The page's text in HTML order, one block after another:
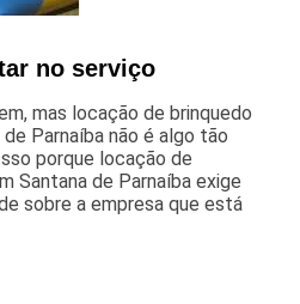
no serviço
mas locação de brinquedo
Parnaíba não é algo tão
porque locação de
Santana de Parnaíba exige
sobre a empresa que está